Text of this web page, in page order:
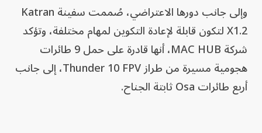
وإلى جانب دورها الاعتراضي، صُممت سفينة Katran
X1.2 لتكون قابلة لإعادة التكوين لمهام مختلفة، وتؤكد
شركة MAC HUB، أنها قادرة على حمل 9 طائرات
هجومية مسيرة من طراز Thunder 10 FPV، إلى جانب
أربع طائرات Osa ثابتة الجناح.